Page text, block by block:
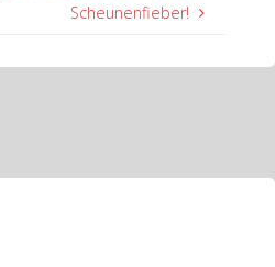
Scheunenfieber!